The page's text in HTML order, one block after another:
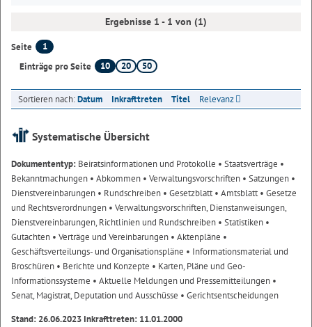
Ergebnisse 1 - 1 von (1)
Seite
1
Einträge pro Seite
10 20 50
Sortieren nach:Datum Inkrafttreten Titel Relevanz
Systematische Übersicht
Dokumententyp: Beiratsinformationen und Protokolle • Staatsverträge •
Bekanntmachungen • Abkommen • Verwaltungsvorschriften • Satzungen •
Dienstvereinbarungen • Rundschreiben • Gesetzblatt• Amtsblatt• Gesetze
und Rechtsverordnungen • Verwaltungsvorschriften, Dienstanweisungen,
Dienstvereinbarungen, Richtlinien und Rundschreiben • Statistiken •
Gutachten • Verträge und Vereinbarungen • Aktenpläne •
Geschäftsverteilungs- und Organisationspläne • Informationsmaterial und
Broschüren • Berichte und Konzepte • Karten, Pläne und Geo-
Informationssysteme • Aktuelle Meldungen und Pressemitteilungen •
Senat, Magistrat, Deputation und Ausschüsse • Gerichtsentscheidungen
Stand: 26.06.2023 Inkrafttreten: 11.01.2000